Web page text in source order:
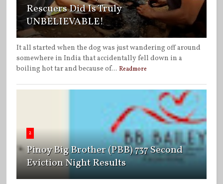
Rescuers Did Is Truly
UNBELIEVABLE!
It all started when the dog was just wandering off around
somewhere in India that accidentally fell down in a
boiling hot tar and because of... Readmore
2
Pinoy Big Brother (PBB) 737 Second
Eviction Night Results